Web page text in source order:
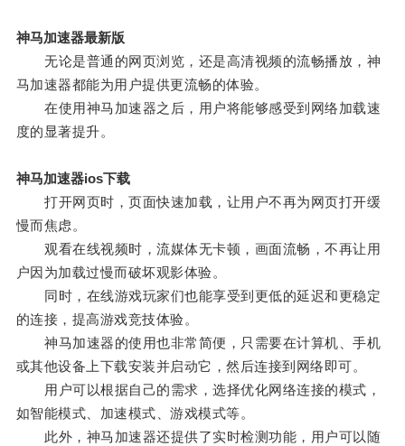
神马加速器最新版
无论是普通的网页浏览，还是高清视频的流畅播放，神
马加速器都能为用户提供更流畅的体验。
在使用神马加速器之后，用户将能够感受到网络加载速
度的显著提升。
神马加速器ios下载
打开网页时，页面快速加载，让用户不再为网页打开缓
慢而焦虑。
观看在线视频时，流媒体无卡顿，画面流畅，不再让用
户因为加载过慢而破坏观影体验。
同时，在线游戏玩家们也能享受到更低的延迟和更稳定
的连接，提高游戏竞技体验。
神马加速器的使用也非常简便，只需要在计算机、手机
或其他设备上下载安装并启动它，然后连接到网络即可。
用户可以根据自己的需求，选择优化网络连接的模式，
如智能模式、加速模式、游戏模式等。
此外，神马加速器还提供了实时检测功能，用户可以随